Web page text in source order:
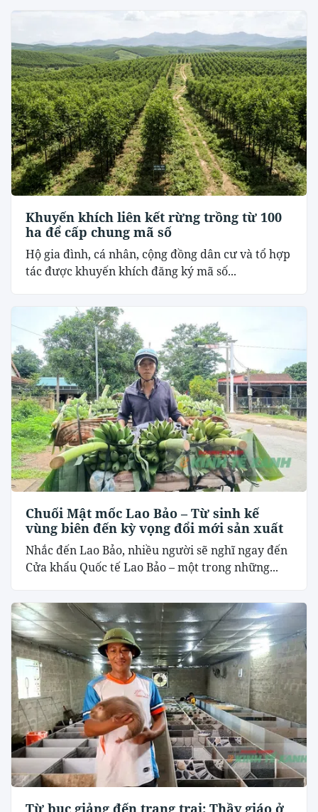
Khuyến khích liên kết rừng trồng từ 100
ha để cấp chung mã số
Hộ gia đình, cá nhân, cộng đồng dân cư và tổ hợp
tác được khuyến khích đăng ký mã số...
Chuối Mật mốc Lao Bảo – Từ sinh kế
vùng biên đến kỳ vọng đổi mới sản xuất
Nhắc đến Lao Bảo, nhiều người sẽ nghĩ ngay đến
Cửa khẩu Quốc tế Lao Bảo – một trong những...